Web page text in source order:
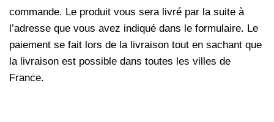
commande. Le produit vous sera livré par la suite à
l’adresse que vous avez indiqué dans le formulaire. Le
paiement se fait lors de la livraison tout en sachant que
la livraison est possible dans toutes les villes de
France.